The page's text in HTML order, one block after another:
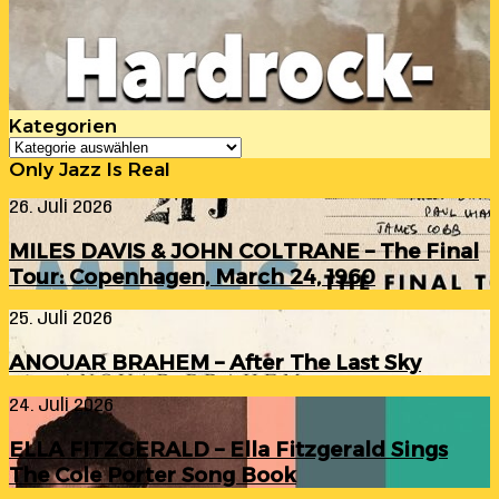
Kategorien
Kategorien
Only Jazz Is Real
MILES
&
JOHN
COLTRANE
The
Final
Tour:
Copenhagen,
March
24,
1960
26. Juli 2026
MILES DAVIS & JOHN COLTRANE – The Final
Tour: Copenhagen, March 24, 1960
ANOUAR
BRAHEM
–
After
The
Last
Sky
25. Juli 2026
ANOUAR BRAHEM – After The Last Sky
ELLA
FITZGERALD
–
Ella
Fitzgerald
24. Juli 2026
ELLA FITZGERALD – Ella Fitzgerald Sings
The Cole Porter Song Book